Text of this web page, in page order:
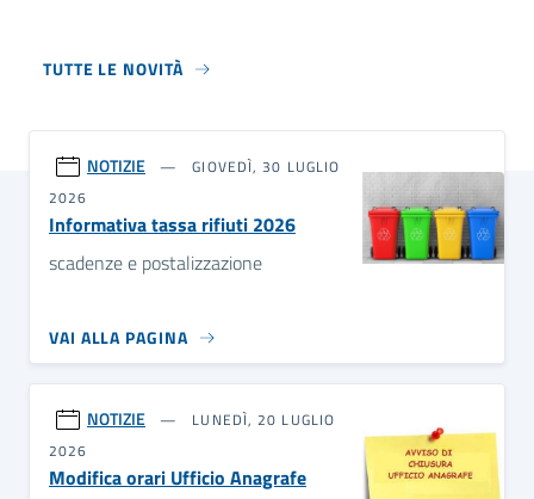
TUTTE LE NOVITÀ
NOTIZIE
GIOVEDÌ, 30 LUGLIO
2026
Informativa tassa rifiuti 2026
scadenze e postalizzazione
VAI ALLA PAGINA
NOTIZIE
LUNEDÌ, 20 LUGLIO
2026
Modifica orari Ufficio Anagrafe